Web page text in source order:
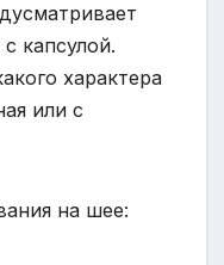
капсулой.
характера
или с
на шее: